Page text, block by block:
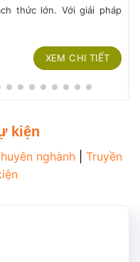
thức lớn. Với giải pháp
XEM CHI TIẾT
kiện
nghành| Truyền